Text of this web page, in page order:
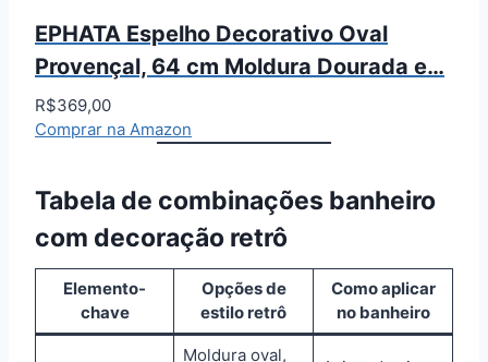
EPHATA Espelho Decorativo Oval
Provençal, 64 cm Moldura Dourada e…
R$369,00
Comprar na Amazon
Tabela de combinações banheiro
com decoração retrô
Elemento-
chave
Opções de
estilo retrô
Como aplicar
no banheiro
Moldura oval,